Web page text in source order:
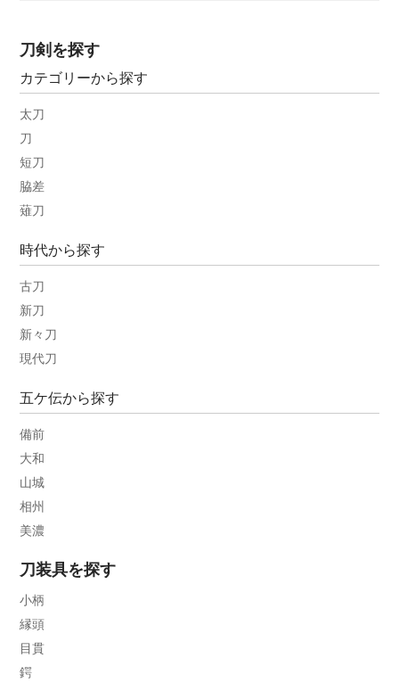
刀剣を探す
カテゴリーから探す
太刀
刀
短刀
脇差
薙刀
時代から探す
古刀
新刀
新々刀
現代刀
五ケ伝から探す
備前
大和
山城
相州
美濃
刀装具を探す
小柄
縁頭
目貫
鍔